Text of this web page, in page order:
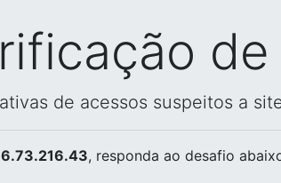
de acessos suspeitos a
, responda ao desafio